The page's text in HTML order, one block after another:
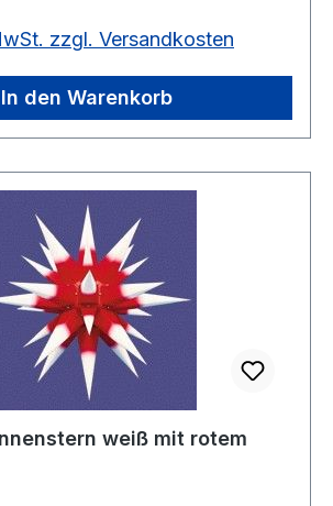
zzgl. Versandkosten
In den Warenkorb
weiß mit rotem